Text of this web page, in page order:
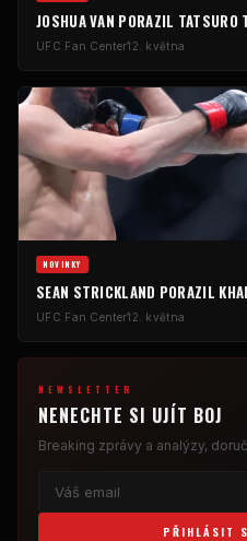
JOSHUA VAN PORAZIL TATSURO
UFC Fan Center12. května
NOVINKY
SEAN STRICKLAND PORAZIL
UFC Fan Center12. května
NEWSLETTER
NENECHTE SI UJÍT BOJ
Breaking zprávy a analýzy,
PŘIHLÁSIT